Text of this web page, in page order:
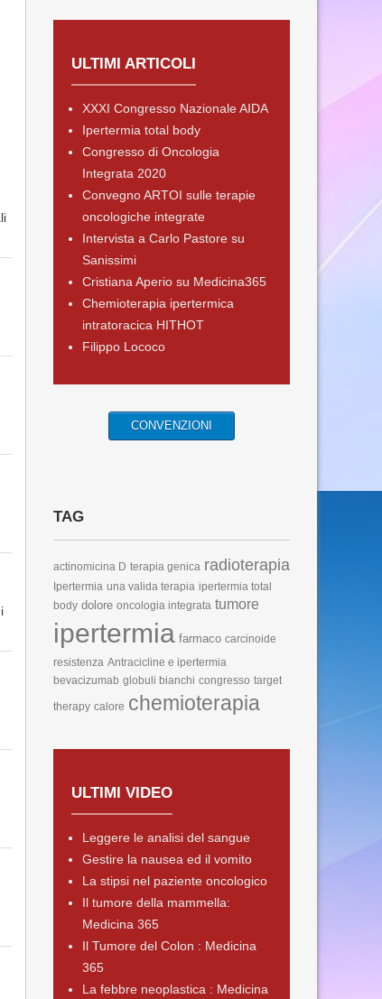
ULTIMI ARTICOLI
XXXI Congresso Nazionale AIDA
Ipertermia total body
Congresso di Oncologia
Integrata 2020
Convegno ARTOI sulle terapie
oncologiche integrate
Intervista a Carlo Pastore su
Sanissimi
Cristiana Aperio su Medicina365
Chemioterapia ipertermica
intratoracica HITHOT
Filippo Lococo
CONVENZIONI
TAG
actinomicina D terapia genica radioterapia
Ipertermia una valida terapia ipertermia total
body dolore oncologia integrata tumore
ipertermia farmaco carcinoide
resistenza Antracicline e ipertermia
bevacizumab globuli bianchi congresso target
therapy calore chemioterapia
ULTIMI VIDEO
Leggere le analisi del sangue
Gestire la nausea ed il vomito
La stipsi nel paziente oncologico
Il tumore della mammella:
Medicina 365
Il Tumore del Colon : Medicina
365
La febbre neoplastica : Medicina